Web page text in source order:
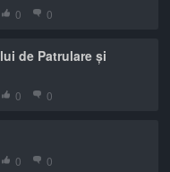
0 0
de Patrulare și
0 0
0 0